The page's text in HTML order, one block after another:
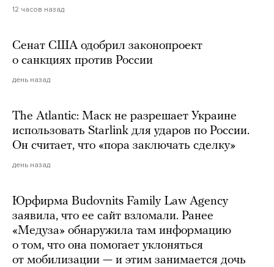
12 часов назад
Сенат США одобрил законопроект
о санкциях против России
день назад
The Atlantic: Маск не разрешает Украине
использовать Starlink для ударов по России.
Он считает, что «пора заключать сделку»
день назад
Юрфирма Budovnits Family Law Agency
заявила, что ее сайт взломали. Ранее
«Медуза» обнаружила там информацию
о том, что она помогает уклоняться
от мобилизации — и этим занимается дочь